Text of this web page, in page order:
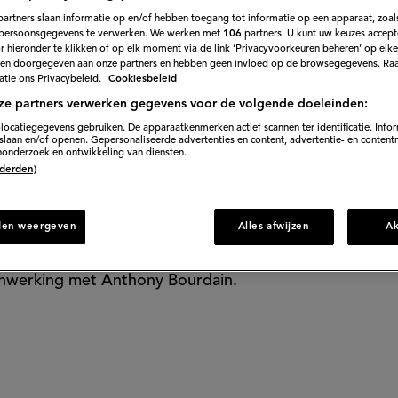
Anthony
om deze reden
na zijn dood
aflevering een ander land en laat zich
In gesprek met
link)
geeft producent Sandra
met Anthony Bourdain.
slaan informatie op en/of hebben toegang tot informatie op een apparaat, zoals
te verwerken. We werken met 106 partners. U kunt uw keuzes
hieronder te klikken of op elk moment via de link ‘Privacyvoorkeuren beheren’ op
doorgegeven aan onze partners en hebben geen invloed op de browsegegevens.
ons Privacybeleid.
Cookiesbeleid
partners verwerken gegevens voor de volgende doeleinden:
gebruiken. De apparaatkenmerken actief scannen ter identificatie.
en/of openen. Gepersonaliseerde advertenties en content, advertentie- en
en ontwikkeling van diensten.
weergeven Alles afwijzen